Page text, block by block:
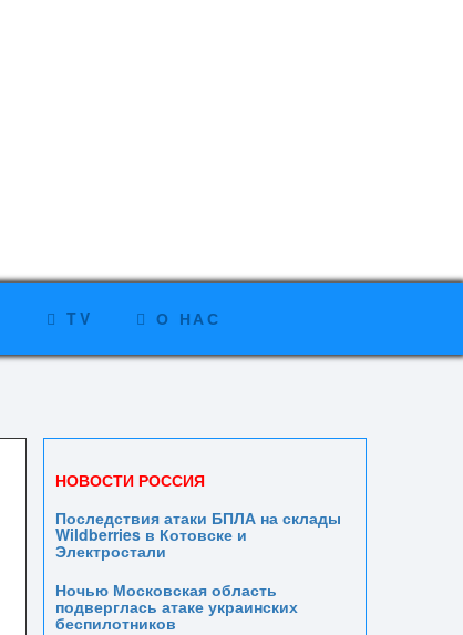
TV О НАС
НОВОСТИ РОССИЯ
Последствия атаки БПЛА на склады
Wildberries в Котовске и
Электростали
Ночью Московская область
подверглась атаке украинских
беспилотников